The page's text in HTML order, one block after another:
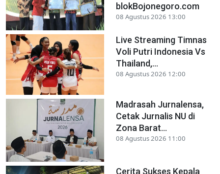
blokBojonegoro.com
08 Agustus 2026 13:00
Live Streaming Timnas
Voli Putri Indonesia Vs
Thailand,...
08 Agustus 2026 12:00
Madrasah Jurnalensa,
Cetak Jurnalis NU di
Zona Barat...
08 Agustus 2026 11:00
Cerita Sukses Kepala